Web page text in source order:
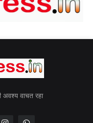
अवश्य वाचत रहा